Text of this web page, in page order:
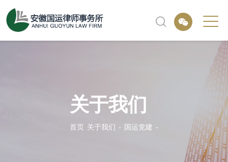
关于我们
首页 关于我们 - 国运党建 -